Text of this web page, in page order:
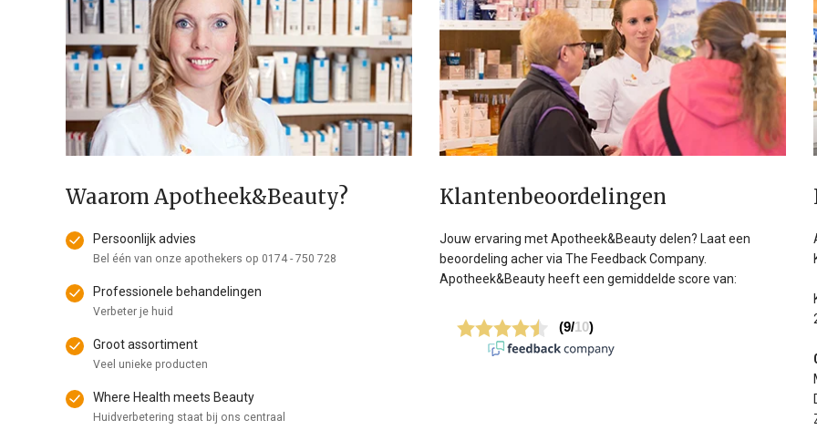
Waarom Apotheek&Beauty?
Persoonlijk advies
Bel één van onze apothekers op 0174 - 750 728
Professionele behandelingen
Verbeter je huid
Groot assortiment
Veel unieke producten
Where Health meets Beauty
Huidverbetering staat bij ons centraal
Klanten­beoordelingen
Jouw ervaring met Apotheek&Beauty delen? Laat een
beoordeling acher via The Feedback Company.
Apotheek&Beauty heeft een gemiddelde score van: